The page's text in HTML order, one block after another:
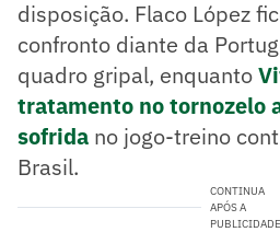
disposição. Flaco López
confronto diante da
quadro gripal, enquanto
tratamento no tornozelo
sofrida no jogo-treino
Brasil.
CONTINUA
APÓS A
PUBLICIDADE